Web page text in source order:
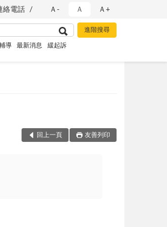
絡電話 Ａ- Ａ Ａ+
導 最新消息 緩起訴
回上一頁 友善列印